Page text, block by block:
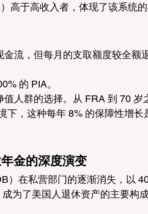
高于高收入者，体现了该系统的
金流，但每月的支取额度较全额
的 PIA。
值人群的选择。从 FRA 到 70 岁
下，这种每年 8% 的保障性增长
金的深度演变
）在私营部门的逐渐消失，以
为了美国人退休资产的主要构成